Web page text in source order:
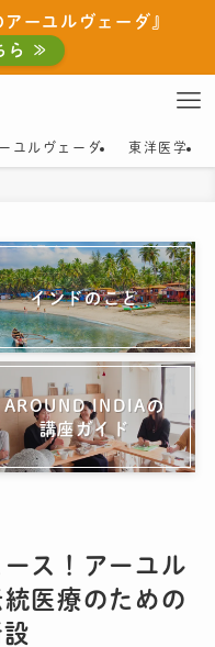
ーユルヴェーダ』
ら ≫
ユルヴェーダ 東洋医学
インドのこと
AROUND INDIAの
講座ガイド
ス！アーユル
医療のための